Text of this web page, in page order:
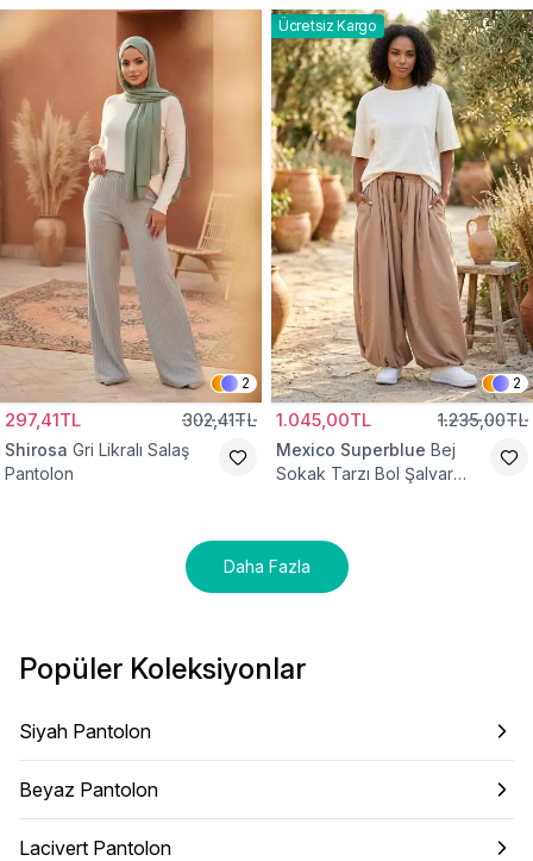
2
297,41TL 302,41TL
Shirosa Gri Likralı Salaş
Pantolon
Ücretsiz Kargo
2
1.045,00TL 1.235,00TL
Mexico Superblue Bej
Sokak Tarzı Bol Şalvar
Daha Fazla
Popüler Koleksiyonlar
Siyah Pantolon
Beyaz Pantolon
Lacivert Pantolon